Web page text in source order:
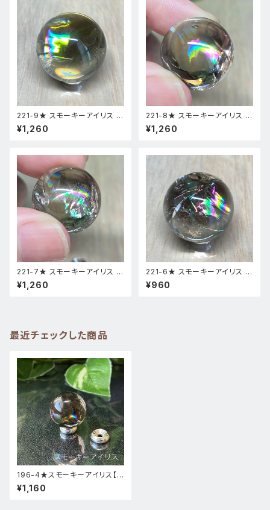
221-9★ スモーキーアイリス 台
座付き スフィア 天然石インテリ
ア風水置物
¥1,260
221-8★ スモーキーアイリス 台
座付き スフィア 天然石インテリ
ア風水置物
¥1,260
221-7★ スモーキーアイリス 台
座付き スフィア 天然石インテリ
ア風水置物
¥1,260
221-6★ スモーキーアイリス 台
座付き スフィア 天然石インテリ
ア風水置物
¥960
最近チェックした商品
196-4★スモーキーアイリス【ス
フィア・台座付き】風水天然石イ
ンテリア置物
¥1,160